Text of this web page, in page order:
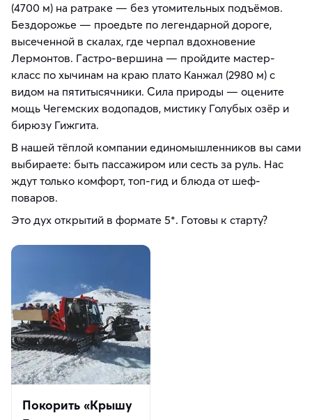
(4700 м) на ратраке — без утомительных подъёмов.
Бездорожье — проедьте по легендарной дороге,
высеченной в скалах, где черпал вдохновение
Лермонтов. Гастро-вершина — пройдите мастер-
класс по хычинам на краю плато Канжал (2980 м) с
видом на пятитысячники. Сила природы — оцените
мощь Чегемских водопадов, мистику Голубых озёр и
бирюзу Гижгита.
В нашей тёплой компании единомышленников вы сами
выбираете: быть пассажиром или сесть за руль. Нас
ждут только комфорт, топ-гид и блюда от шеф-
поваров.
Это дух открытий в формате 5*. Готовы к старту?
Покорить «Крышу